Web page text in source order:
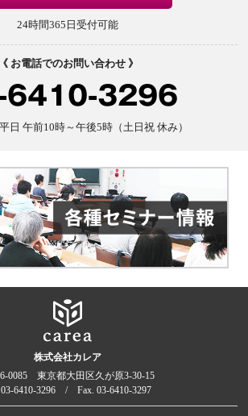
24時間365日受付可能
《 お電話でのお問い合わせ 》
6410-3296
日 午前10時～午後5時（土日祝 休み）
株式会社カレア
0085 東京都大田区久が原3-30-15
03-6410-3296 / Fax. 03-6410-3297